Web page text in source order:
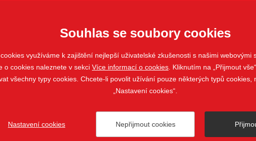
od smlouvy
Brno - Královo Pole web@stavospol.cz
Nastavení cookies
Souhlas se soubory cookies
využíváme k zajištění nejlepší uživatelské zkušenosti s našimi webovými
o cookies naleznete v sekci Více informací o cookies . Kliknutím na „Přijmout
všechny typy cookies. Chcete-li povolit užívání pouze některých typů cookies,
„Nastavení cookies“.
Nepřijmout cookies
Nastavení cookies